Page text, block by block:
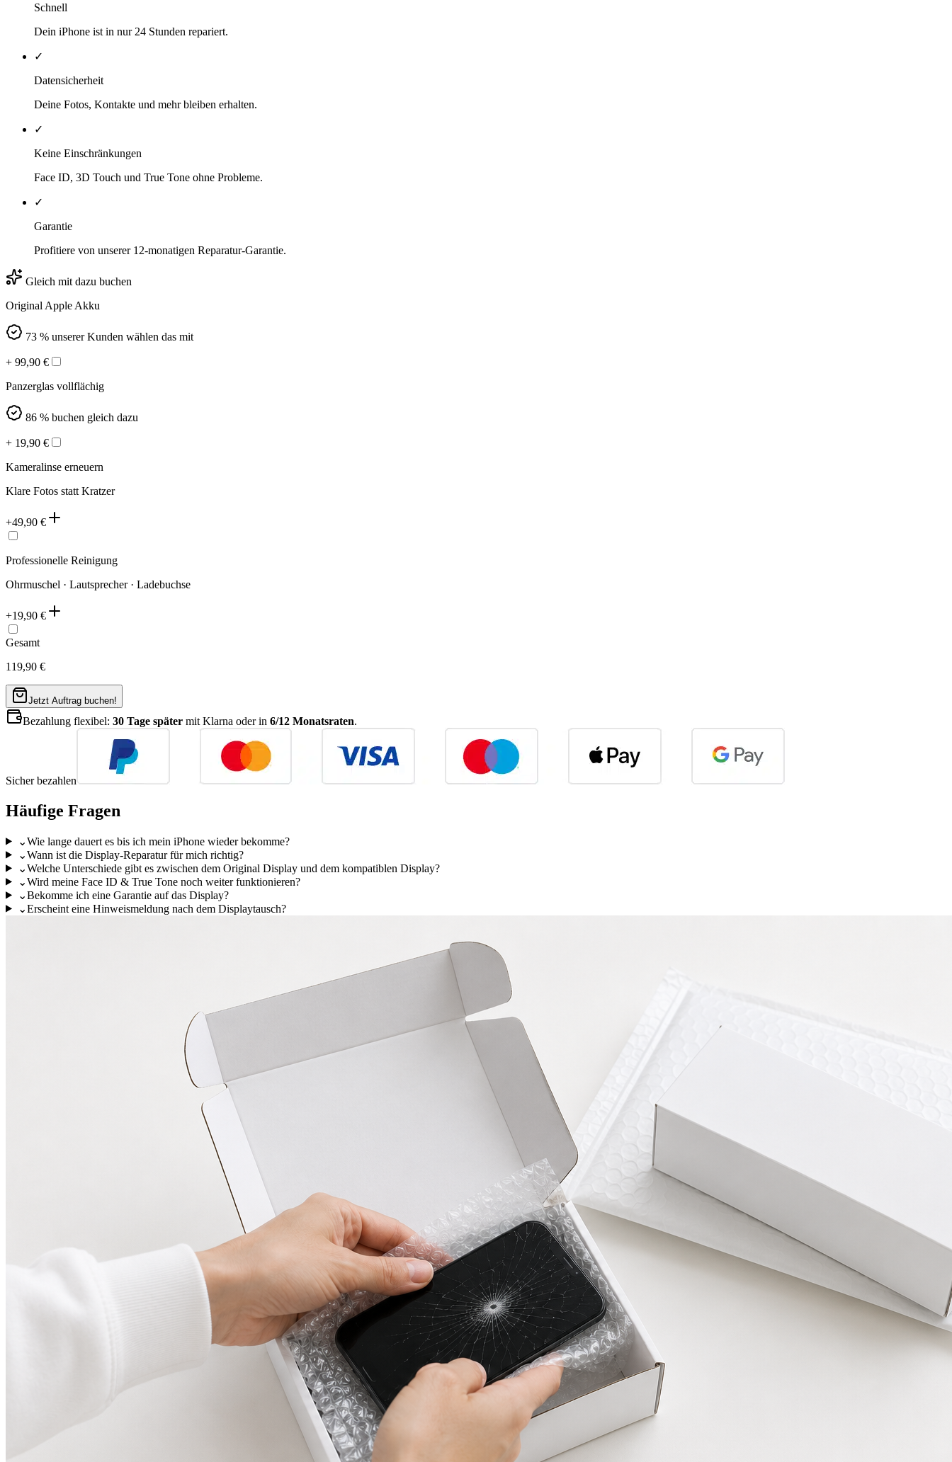
Schnell
Dein iPhone ist in nur 24 Stunden repariert.
✓
Datensicherheit
Deine Fotos, Kontakte und mehr bleiben erhalten.
✓
Keine Einschränkungen
Face ID, 3D Touch und True Tone ohne Probleme.
✓
Garantie
Profitiere von unserer 12-monatigen Reparatur-Garantie.
Gleich mit dazu buchen
Original Apple Akku
73 % unserer Kunden wählen das mit
+ 99,90 €
Panzerglas vollflächig
86 % buchen gleich dazu
+ 19,90 €
Kameralinse erneuern
Klare Fotos statt Kratzer
+49,90 €
Professionelle Reinigung
Ohrmuschel · Lautsprecher · Ladebuchse
+19,90 €
Gesamt
119,90 €
Jetzt Auftrag buchen!
Bezahlung flexibel: 30 Tage später mit Klarna oder in 6/12 Monatsraten.
Sicher bezahlen
Häufige Fragen
⌄Wie lange dauert es bis ich mein iPhone wieder bekomme?
⌄Wann ist die Display-Reparatur für mich richtig?
⌄Welche Unterschiede gibt es zwischen dem Original Display und dem kompatiblen Display?
⌄Wird meine Face ID & True Tone noch weiter funktionieren?
⌄Bekomme ich eine Garantie auf das Display?
⌄Erscheint eine Hinweismeldung nach dem Displaytausch?